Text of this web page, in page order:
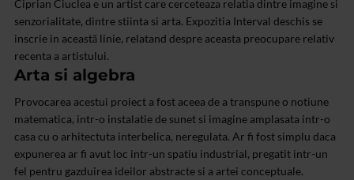
Ciprian Ciuclea e un artist care cerceteaza relatia dintre imagine si
senzorialitate, dintre stiinta si arta. Expozitia Interval deschis se
inscrie in această linie, relatand despre aceasta preocupare relativ
recenta a artistului.
Arta si algebra
Provocarea acestui proiect a fost aceea de a transpune o notiune
matematica, intr-o instalatie de sunet si imagine amplasata intr-o
casa cu o arhitectuta interbelica, neregulata. Ar fi fost simplu daca
expunerea ar fi avut loc intr-un spatiu industrial, pregatit intr-un
fel pentru gazduirea ideilor abstracte si a artei conceptuale.